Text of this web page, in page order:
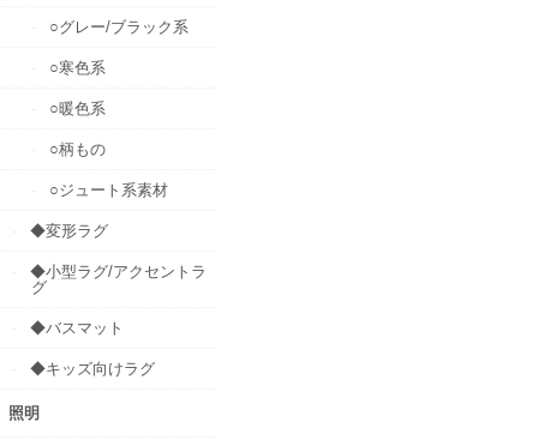
○グレー/ブラック系
○寒色系
○暖色系
○柄もの
○ジュート系素材
◆変形ラグ
◆小型ラグ/アクセントラ
グ
◆バスマット
◆キッズ向けラグ
照明